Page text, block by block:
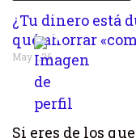
¿Tu dinero está
qué ahorrar
May 1,26
Si eres de los